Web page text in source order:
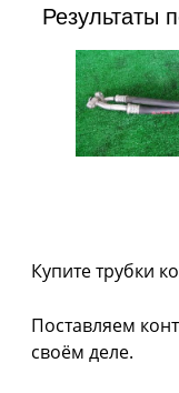
Результаты
Купите трубки
Поставляем
своём деле.